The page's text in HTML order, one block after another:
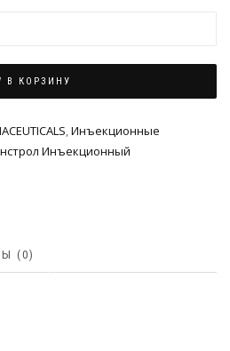
В КОРЗИНУ
,Инъeкциoнныe
Инъекционный
(0)